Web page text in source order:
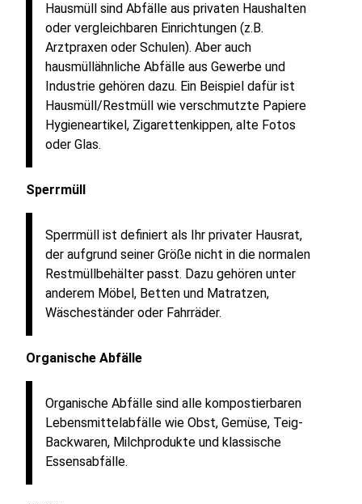
Hausmüll sind Abfälle aus privaten Haushalten
oder vergleichbaren Einrichtungen (z.B.
Arztpraxen oder Schulen). Aber auch
hausmüllähnliche Abfälle aus Gewerbe und
Industrie gehören dazu. Ein Beispiel dafür ist
Hausmüll/Restmüll wie verschmutzte Papiere
Hygieneartikel, Zigarettenkippen, alte Fotos
oder Glas.
Sperrmüll
Sperrmüll ist definiert als Ihr privater Hausrat,
der aufgrund seiner Größe nicht in die normalen
Restmüllbehälter passt. Dazu gehören unter
anderem Möbel, Betten und Matratzen,
Wäscheständer oder Fahrräder.
Organische Abfälle
Organische Abfälle sind alle kompostierbaren
Lebensmittelabfälle wie Obst, Gemüse, Teig-
Backwaren, Milchprodukte und klassische
Essensabfälle.